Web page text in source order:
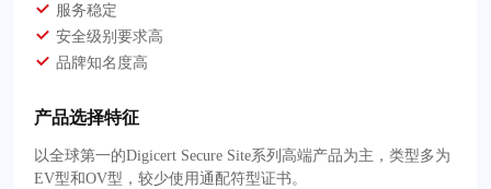
服务稳定
安全级别要求高
品牌知名度高
产品选择特征
以全球第一的Digicert Secure Site系列高端产品为主，类型多为
EV型和OV型，较少使用通配符型证书。